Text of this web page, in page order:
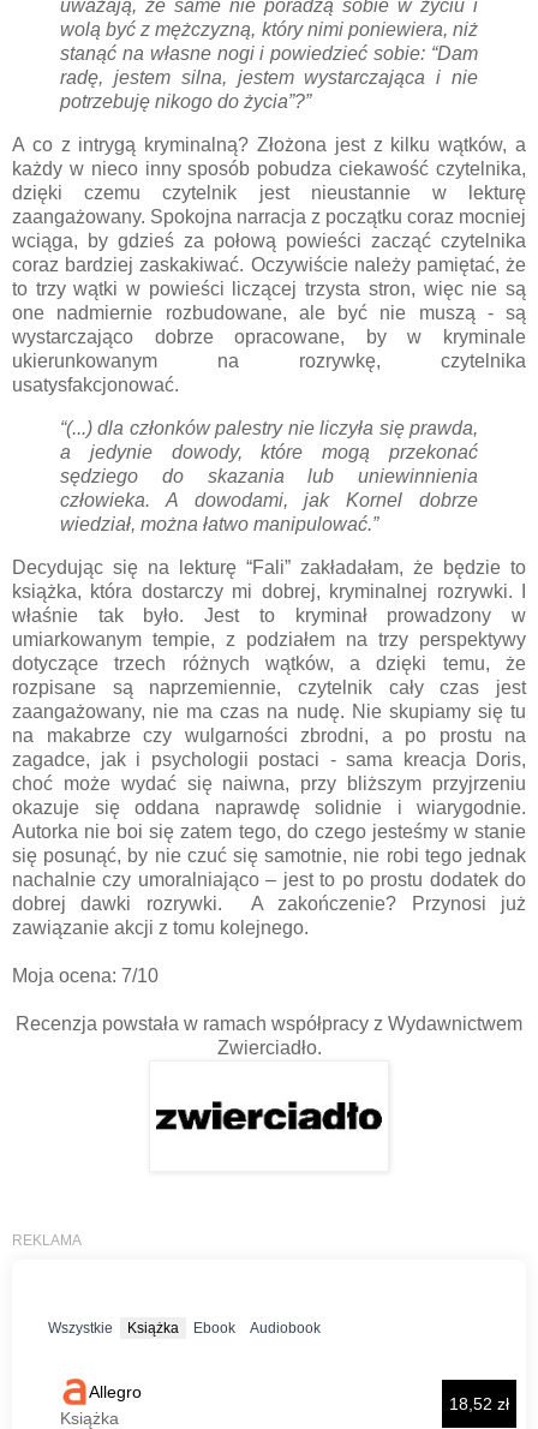
uważają, że same nie poradzą sobie w życiu i
wolą być z mężczyzną, który nimi poniewiera, niż
stanąć na własne nogi i powiedzieć sobie: “Dam
radę, jestem silna, jestem wystarczająca i nie
potrzebuję nikogo do życia”?”
A co z intrygą kryminalną? Złożona jest z kilku wątków, a
każdy w nieco inny sposób pobudza ciekawość czytelnika,
dzięki czemu czytelnik jest nieustannie w lekturę
zaangażowany. Spokojna narracja z początku coraz mocniej
wciąga, by gdzieś za połową powieści zacząć czytelnika
coraz bardziej zaskakiwać. Oczywiście należy pamiętać, że
to trzy wątki w powieści liczącej trzysta stron, więc nie są
one nadmiernie rozbudowane, ale być nie muszą - są
wystarczająco dobrze opracowane, by w kryminale
ukierunkowanym na rozrywkę, czytelnika
usatysfakcjonować.
“(...) dla członków palestry nie liczyła się prawda,
a jedynie dowody, które mogą przekonać
sędziego do skazania lub uniewinnienia
człowieka. A dowodami, jak Kornel dobrze
wiedział, można łatwo manipulować.”
Decydując się na lekturę “Fali” zakładałam, że będzie to
książka, która dostarczy mi dobrej, kryminalnej rozrywki. I
właśnie tak było. Jest to kryminał prowadzony w
umiarkowanym tempie, z podziałem na trzy perspektywy
dotyczące trzech różnych wątków, a dzięki temu, że
rozpisane są naprzemiennie, czytelnik cały czas jest
zaangażowany, nie ma czas na nudę. Nie skupiamy się tu
na makabrze czy wulgarności zbrodni, a po prostu na
zagadce, jak i psychologii postaci - sama kreacja Doris,
choć może wydać się naiwna, przy bliższym przyjrzeniu
okazuje się oddana naprawdę solidnie i wiarygodnie.
Autorka nie boi się zatem tego, do czego jesteśmy w stanie
się posunąć, by nie czuć się samotnie, nie robi tego jednak
nachalnie czy umoralniająco – jest to po prostu dodatek do
dobrej dawki rozrywki. A zakończenie? Przynosi już
zawiązanie akcji z tomu kolejnego.
Moja ocena: 7/10
Recenzja powstała w ramach współpracy z Wydawnictwem
Zwierciadło.